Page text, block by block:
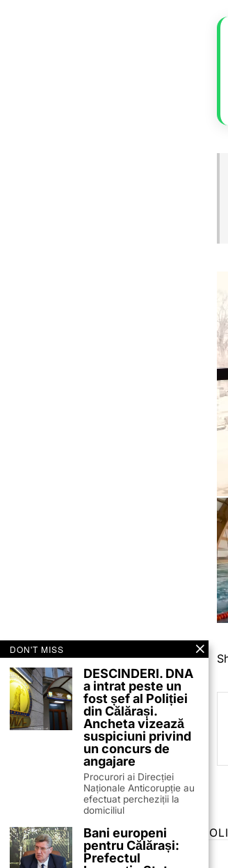
TERMENI ȘI CONDIȚII COOKIES
DON'T MISS
DESCINDERI. DNA
a intrat peste un
fost șef al Poliției
din Călărași.
Ancheta vizează
suspiciuni privind
un concurs de
angajare
Procurori ai Direcției
Naționale Anticorupție au
efectuat percheziții la
domiciliul
Bani europeni
pentru Călărași:
Prefectul